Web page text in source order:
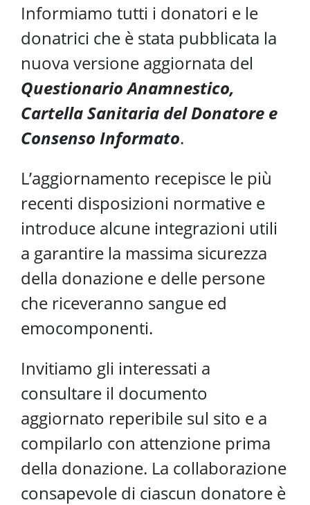
Informiamo tutti i donatori e le
donatrici che è stata pubblicata la
nuova versione aggiornata del
Questionario Anamnestico,
Cartella Sanitaria del Donatore e
Consenso Informato.
L’aggiornamento recepisce le più
recenti disposizioni normative e
introduce alcune integrazioni utili
a garantire la massima sicurezza
della donazione e delle persone
che riceveranno sangue ed
emocomponenti.
Invitiamo gli interessati a
consultare il documento
aggiornato reperibile sul sito e a
compilarlo con attenzione prima
della donazione. La collaborazione
consapevole di ciascun donatore è